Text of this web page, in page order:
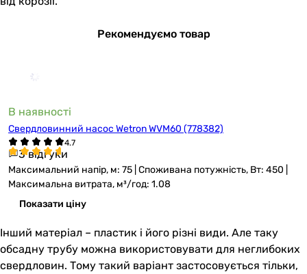
Рекомендуємо товар
В наявності
Свердловинний насос Wetron WVM60 (778382)
3 відгуки
Максимальний напір, м: 75 | Споживана потужність, Вт: 450 |
Максимальна витрата, м³/год: 1.08
Показати ціну
Інший матеріал – пластик і його різні види. Але таку
обсадну трубу можна використовувати для неглибоких
свердловин. Тому такий варіант застосовується тільки,